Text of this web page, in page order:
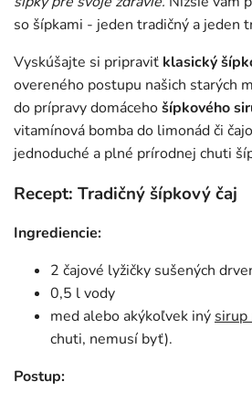
so šípkami - jeden tradičný a jeden
Vyskúšajte si pripraviť klasický
overeného postupu našich starých
do prípravy domácehošípkového
vitamínová bomba do limonád či
jednoduché a plné prírodnej chuti
Recept: Tradičný šípkový čaj
Ingrediencie:
2 čajové lyžičky sušených
0,5 l vody
med alebo akýkoľvek iný sirup
chuti, nemusí byť).
Postup: